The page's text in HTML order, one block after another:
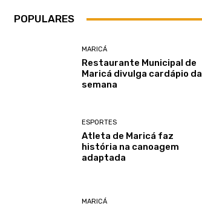
POPULARES
MARICÁ
Restaurante Municipal de
Maricá divulga cardápio da
semana
ESPORTES
Atleta de Maricá faz
história na canoagem
adaptada
MARICÁ